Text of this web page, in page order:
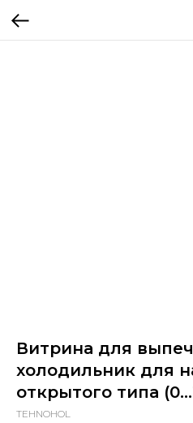
Витрина для
холодильник для
открытого типа
TEHNOHOL